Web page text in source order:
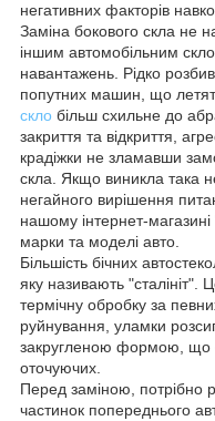
негативних факторів
Заміна бокового скла не
іншим автомобільним
навантажень. Рідко
попутних машин, що
скло більш схильне до
закриття та відкриття,
крадіжки не зламавши
скла. Якщо виникла така
негайного вирішення
нашому інтернет-магазині
марки та моделі авто.
Більшість бічних
яку називають
термічну обробку за
руйнування, уламки
закругленою формою, що
оточуючих.
Перед заміною, потрібно
частинок попереднього